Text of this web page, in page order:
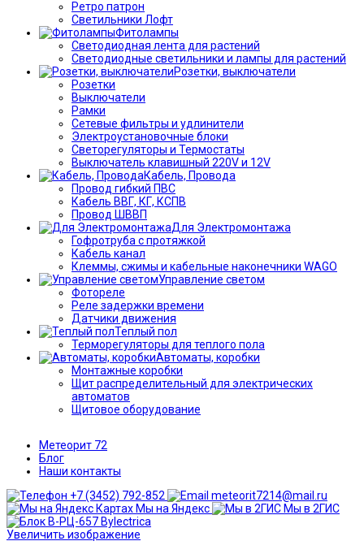
Ретро патрон
Светильники Лофт
Фитолампы
Светодиодная лента для растений
Светодиодные светильники и лампы для растений
Розетки, выключатели
Розетки
Выключатели
Рамки
Сетевые фильтры и удлинители
Электроустановочные блоки
Светорегуляторы и Термостаты
Выключатель клавишный 220V и 12V
Кабель, Провода
Провод гибкий ПВС
Кабель ВВГ, КГ, КСПВ
Провод ШВВП
Для Электромонтажа
Гофротруба с протяжкой
Кабель канал
Клеммы, сжимы и кабельные наконечники WAGO
Управление светом
Фотореле
Реле задержки времени
Датчики движения
Теплый пол
Терморегуляторы для теплого пола
Автоматы, коробки
Монтажные коробки
Щит распределительный для электрических
автоматов
Щитовое оборудование
Метеорит 72
Блог
Наши контакты
+7 (3452) 792-852
meteorit7214@mail.ru
Мы на Яндекс
Мы в 2ГИС
Увеличить изображение